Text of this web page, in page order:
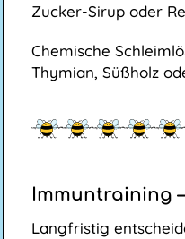
Zucker-Sirup oder
Chemische
Thymian, Süßholz
Immuntraining
Langfristig